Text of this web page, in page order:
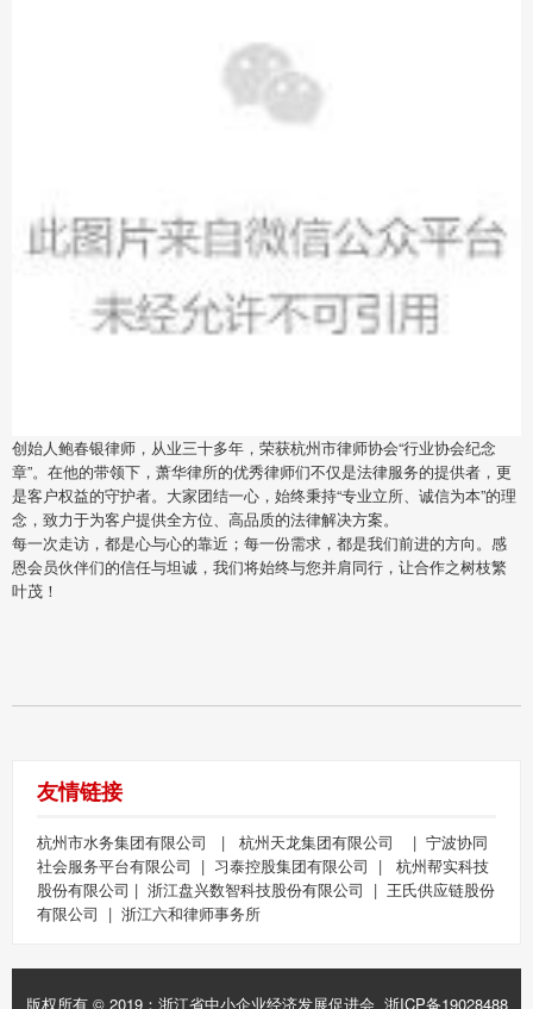
创始人鲍春银律师，从业三十多年，荣获杭州市律师协会“行业协会纪念
章”。在他的带领下，萧华律所的优秀律师们不仅是法律服务的提供者，更
是客户权益的守护者。大家团结一心，始终秉持“专业立所、诚信为本”的理
念，致力于为客户提供全方位、高品质的法律解决方案。
每一次走访，都是心与心的靠近；每一份需求，都是我们前进的方向。感
恩会员伙伴们的信任与坦诚，我们将始终与您并肩同行，让合作之树枝繁
叶茂！
友情链接
杭州市水务集团有限公司 | 杭州天龙集团有限公司 | 宁波协同
社会服务平台有限公司 | 习泰控股集团有限公司 | 杭州帮实科技
股份有限公司 | 浙江盘兴数智科技股份有限公司 | 王氏供应链股份
有限公司 | 浙江六和律师事务所
版权所有 © 2019：浙江省中小企业经济发展促进会 浙ICP备19028488